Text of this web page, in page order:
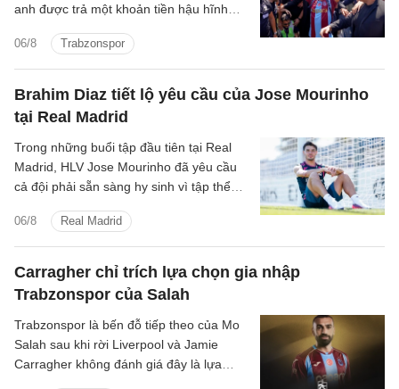
06/8 Trabzonspor
anh được trả một khoản tiền hậu hĩnh
Brahim Diaz tiết lộ yêu cầu của Jose Mourinho
tại Real Madrid
06/8 Real Madrid
Trong những buổi tập đầu tiên tại Real
Madrid, HLV Jose Mourinho đã yêu cầu
cả đội phải sẵn sàng hy sinh vì tập thể
Carragher chỉ trích lựa chọn gia nhập
Trabzonspor của Salah
Trabzonspor là bến đỗ tiếp theo của Mo
Salah sau khi rời Liverpool và Jamie
Carragher không đánh giá đây là lựa